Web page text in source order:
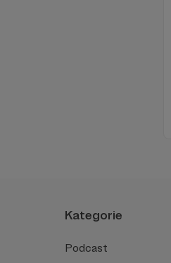
Kategorie
Podcast